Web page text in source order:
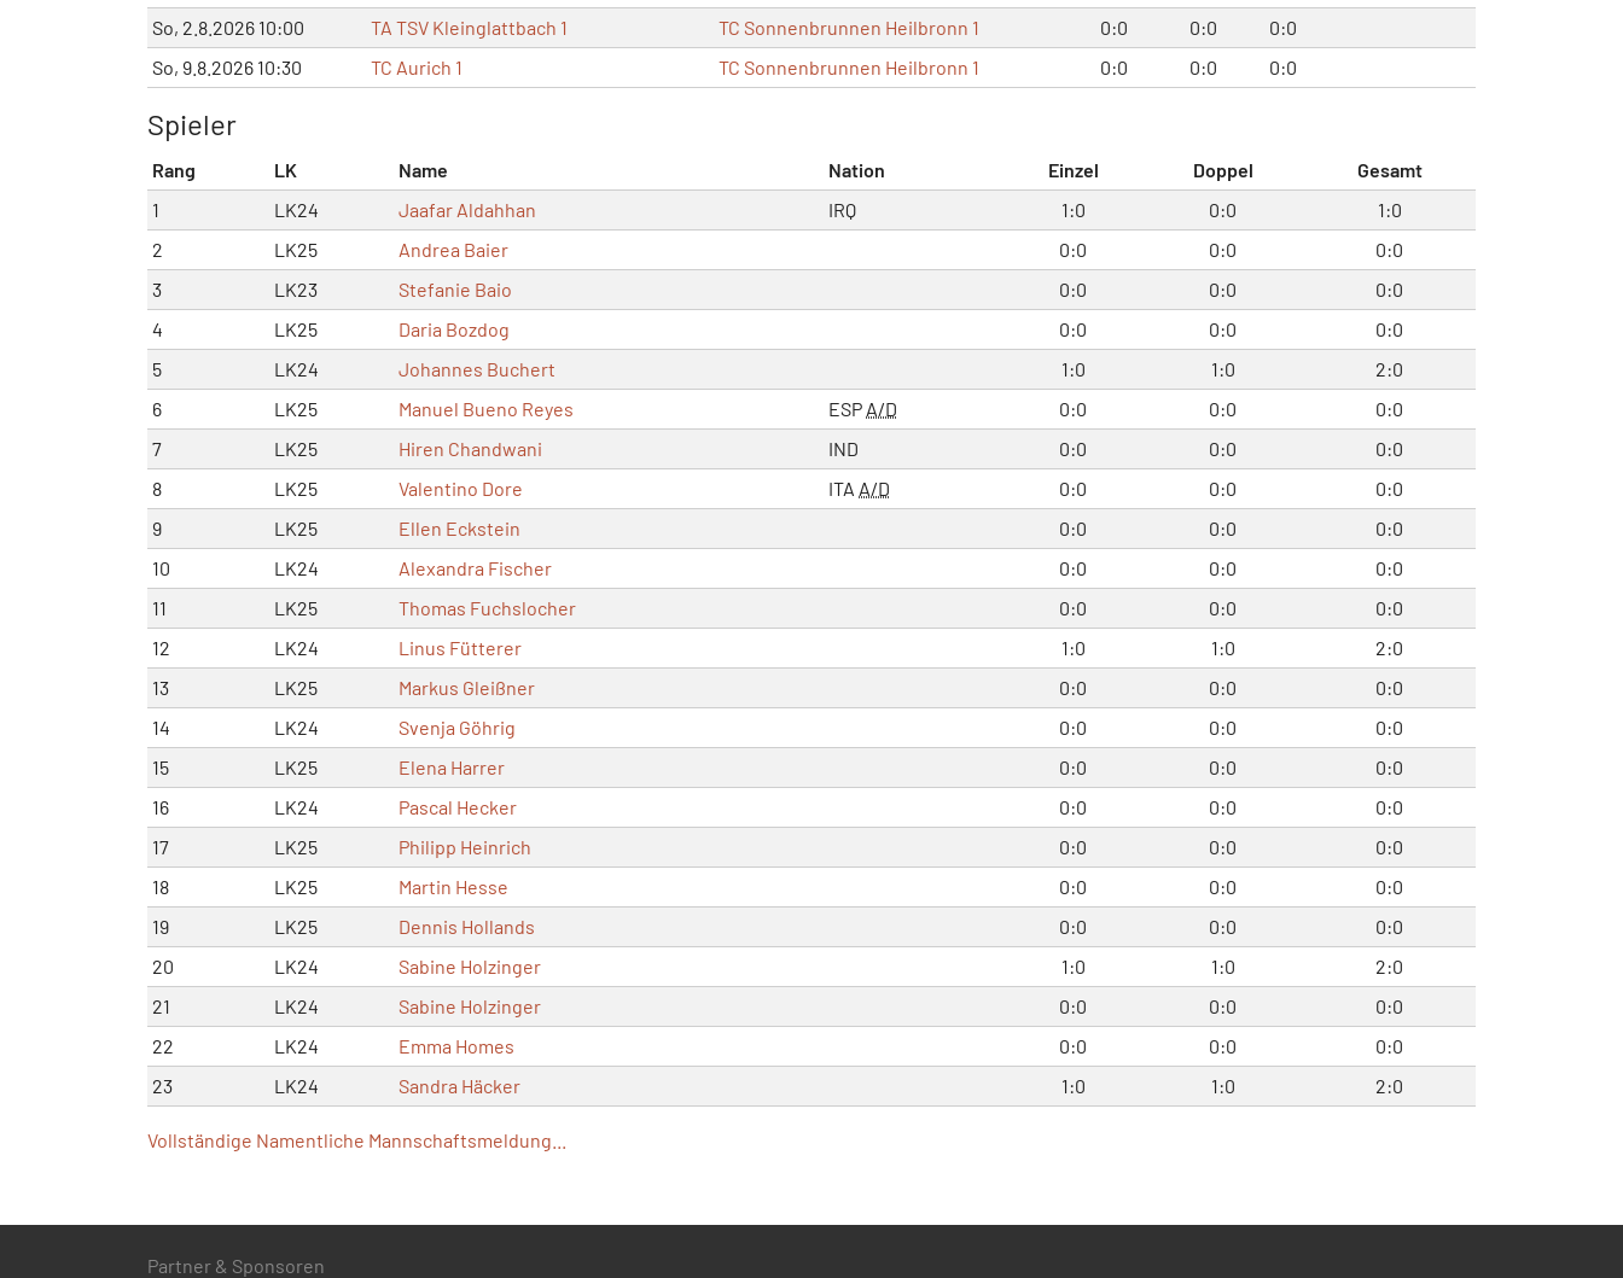
So, 2.8.2026 10:00
TA TSV Kleinglattbach 1 TC Sonnenbrunnen Heilbronn 1 0:0 0:0
0:0
So, 9.8.2026 10:30
TC Aurich 1 TC Sonnenbrunnen Heilbronn 1 0:0 0:0 0:0
Spieler
Rang LK Name Nation Einzel Doppel
Gesamt
1
LK24 Jaafar Aldahhan IRQ 1:0 0:0
1:0
2
LK25 Andrea Baier 0:0 0:0
0:0
3
LK23 Stefanie Baio 0:0 0:0
0:0
4
LK25 Daria Bozdog 0:0 0:0
0:0
5
LK24 Johannes Buchert 1:0 1:0
2:0
6
LK25 Manuel Bueno Reyes ESP A/D 0:0 0:0
0:0
7
LK25 Hiren Chandwani IND 0:0 0:0
0:0
8
LK25 Valentino Dore ITA A/D 0:0 0:0
0:0
9
LK25 Ellen Eckstein 0:0 0:0
0:0
10
LK24 Alexandra Fischer 0:0 0:0
0:0
11
LK25 Thomas Fuchslocher 0:0 0:0
0:0
12
LK24 Linus Fütterer 1:0 1:0
2:0
13
LK25 Markus Gleißner 0:0 0:0
0:0
14
LK24 Svenja Göhrig 0:0 0:0
0:0
15
LK25 Elena Harrer 0:0 0:0
0:0
16
LK24 Pascal Hecker 0:0 0:0
0:0
17
LK25 Philipp Heinrich 0:0 0:0
0:0
18
LK25 Martin Hesse 0:0 0:0
0:0
19
LK25 Dennis Hollands 0:0 0:0
0:0
20
LK24 Sabine Holzinger 1:0 1:0
2:0
21
LK24 Sabine Holzinger 0:0 0:0
0:0
22
LK24 Emma Homes 0:0 0:0
0:0
23
LK24 Sandra Häcker 1:0 1:0 2:0
Vollständige Namentliche Mannschaftsmeldung...
Partner & Sponsoren